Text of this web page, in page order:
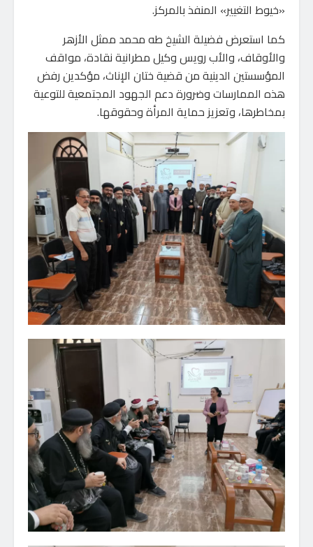
«خيوط التغيير» المنفذ بالمركز.
كما استعرض فضيلة الشيخ طه محمد ممثل الأزهر
والأوقاف، والأب رويس وكيل مطرانية نقادة، مواقف
المؤسستين الدينية من قضية ختان الإناث، مؤكدين رفض
هذه الممارسات وضرورة دعم الجهود المجتمعية للتوعية
بمخاطرها، وتعزيز حماية المرأة وحقوقها.